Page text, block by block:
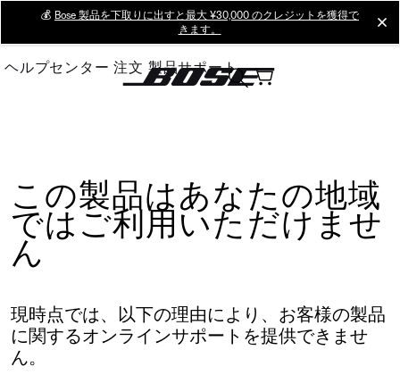
Main
💰 Bose 製品を下取りに出すと最大 ¥30,000 のクレジットを獲得で
きます。
ヘルプセンター 注文 製品サポート
この製品はあなたの地域
ではご利用いただけませ
ん
現時点では、以下の理由により、お客様の製品
に関するオンラインサポートを提供できませ
ん。